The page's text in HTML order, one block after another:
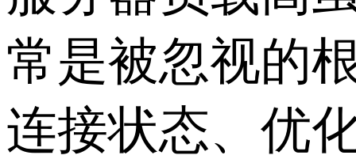
常是被忽视的
连接状态、优